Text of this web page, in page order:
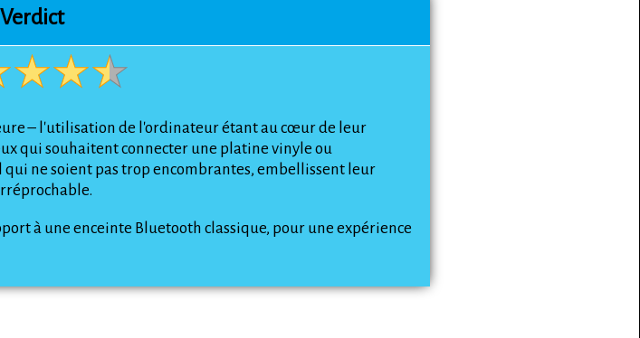
Verdict
– l'utilisation de l'ordinateur étant au cœur de leur
qui souhaitent connecter une platine vinyle ou
ne soient pas trop encombrantes, embellissent leur
à une enceinte Bluetooth classique, pour une expérience